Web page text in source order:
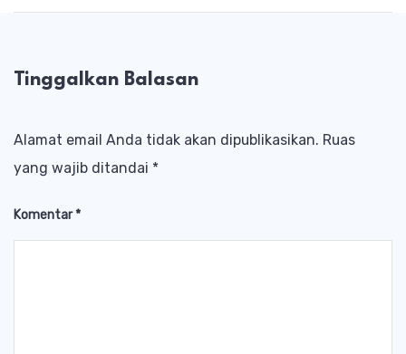
Tinggalkan Balasan
Alamat email Anda tidak akan dipublikasikan. Ruas
yang wajib ditandai *
Komentar*